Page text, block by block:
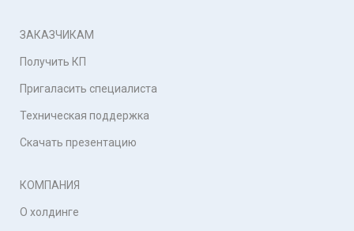
ЗАКАЗЧИКАМ
Получить КП
Пригаласить специалиста
Техническая поддержка
Скачать презентацию
КОМПАНИЯ
О холдинге